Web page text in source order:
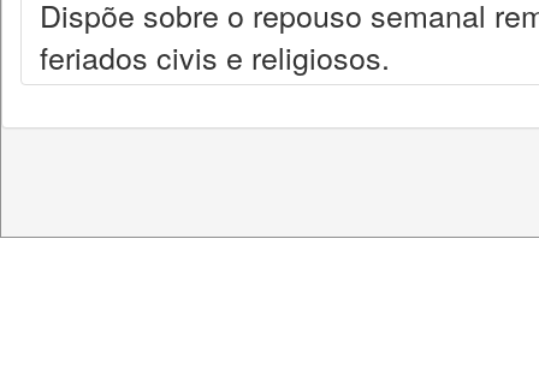
Dispõe sobre o repouso semanal
feriados civis e religiosos.